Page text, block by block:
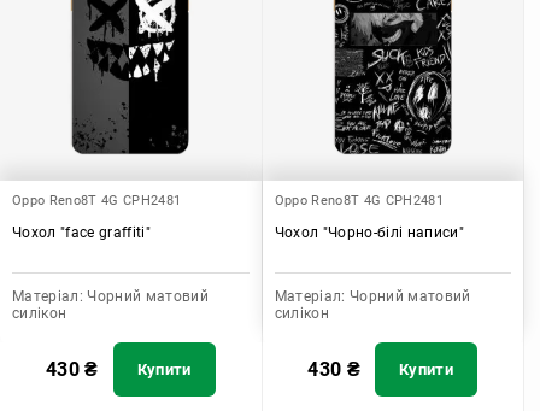
Oppo Reno8T 4G CPH2481
Чохол "face graffiti"
Матеріал: Чорний матовий
силікон
430₴ Купити
Oppo Reno8T 4G CPH2481
Чохол "Чорно-білі написи"
Матеріал: Чорний матовий
силікон
430 ₴ Купити